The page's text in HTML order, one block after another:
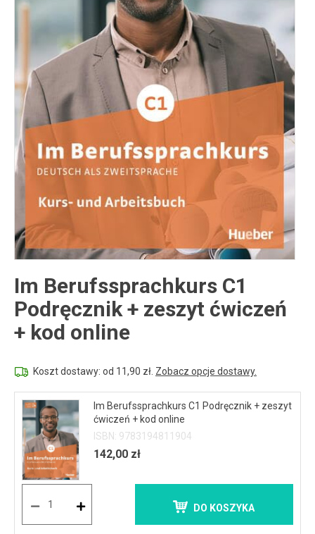
Im Berufssprachkurs C1
Podręcznik + zeszyt ćwiczeń
+ kod online
Koszt dostawy: od 11,90 zł. Zobacz opcje dostawy.
Im Berufssprachkurs C1 Podręcznik + zeszyt
ćwiczeń + kod online
ISBN: 9783194811904
142,00 zł
DO KOSZYKA
Inne publikacje
języki
Język chiński